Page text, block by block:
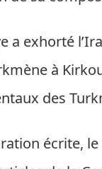
a exhorté
à
des
écrite,